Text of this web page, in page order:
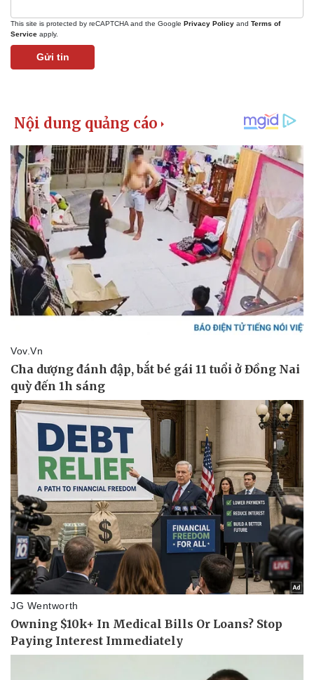
Pháp luật
Vụ án
Tin nóng
Tư vấn luật
Quân sự - Quốc phòng
Vũ khí
Việt Nam
Phân tích
This site is protected by reCAPTCHA and the Google Privacy Policy and Terms of
Service apply.
Gửi tin